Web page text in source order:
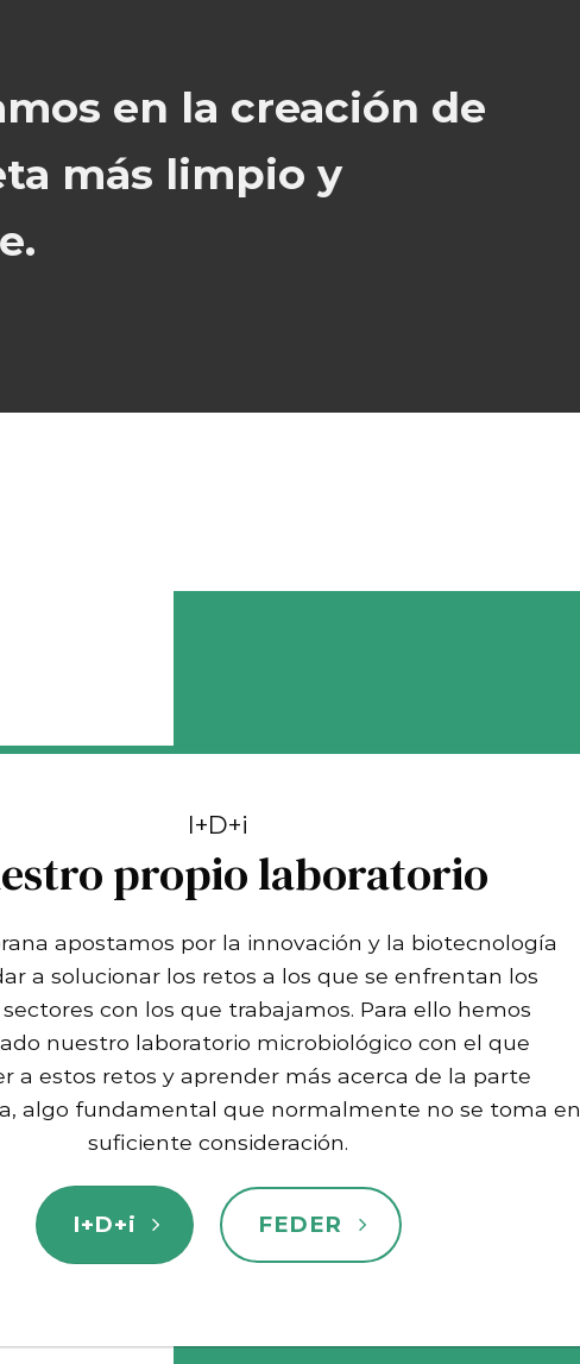
en la creación de
más limpio y
I+D+i
propio laboratorio
apostamos por la innovación y la biotecnología
a solucionar los retos a los que se enfrentan los
con los que trabajamos. Para ello hemos
nuestro laboratorio microbiológico con el que
a estos retos y aprender más acerca de la parte
algo fundamental que normalmente no se toma en
suficiente consideración.
I+D+i FEDER